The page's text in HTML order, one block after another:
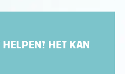
HET KAN